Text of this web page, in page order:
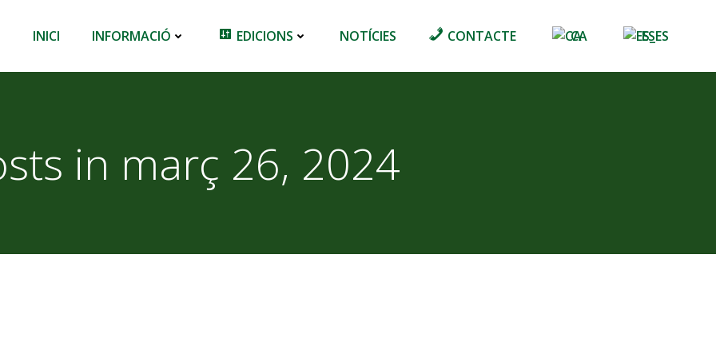
INICI INFORMACIÓ EDICIONS NOTÍCIES CONTACTE CA ES
in març 26, 2024